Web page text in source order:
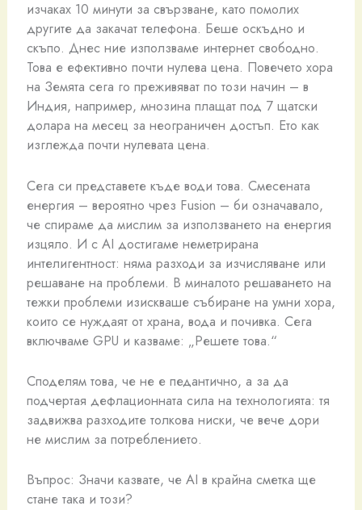
изчаках 10 минути за свързване, като помолих
другите да закачат телефона. Беше оскъдно и
скъпо. Днес ние използваме интернет свободно.
Това е ефективно почти нулева цена. Повечето хора
на Земята сега го преживяват по този начин – в
Индия, например, мнозина плащат под 7 щатски
долара на месец за неограничен достъп. Ето как
изглежда почти нулевата цена.
Сега си представете къде води това. Смесената
енергия – вероятно чрез Fusion – би означавало,
че спираме да мислим за използването на енергия
изцяло. И с AI достигаме неметрирана
интелигентност: няма разходи за изчисляване или
решаване на проблеми. В миналото решаването на
тежки проблеми изискваше събиране на умни хора,
които се нуждаят от храна, вода и почивка. Сега
включваме GPU и казваме: „Решете това.“
Споделям това, че не е педантично, а за да
подчертая дефлационната сила на технологията: тя
задвижва разходите толкова ниски, че вече дори
не мислим за потреблението.
Въпрос: Значи казвате, че AI в крайна сметка ще
стане така и този?